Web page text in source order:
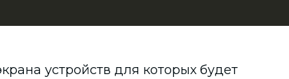
устройств для которых будет